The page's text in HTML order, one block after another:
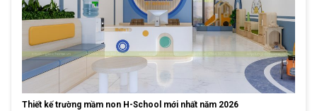
Thiết kế trường mầm non H-School mới nhất năm 2026